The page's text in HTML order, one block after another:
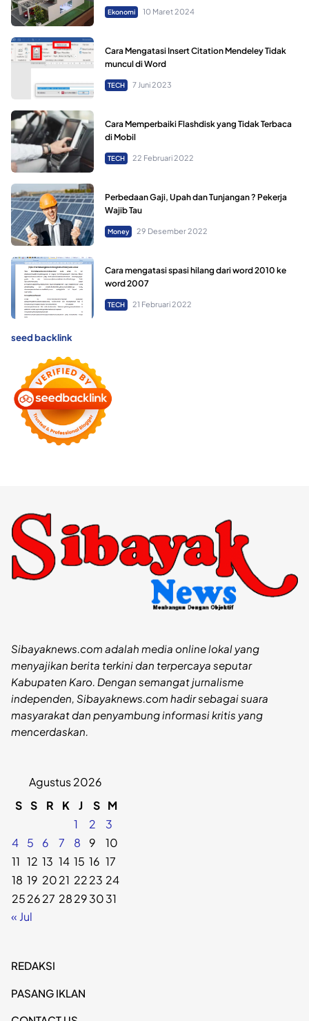
Ekonomi 10 Maret 2024
Cara Mengatasi Insert Citation Mendeley Tidak
muncul di Word
TECH 7 Juni 2023
Cara Memperbaiki Flashdisk yang Tidak Terbaca
di Mobil
TECH 22 Februari 2022
Perbedaan Gaji, Upah dan Tunjangan ? Pekerja
Wajib Tau
Money 29 Desember 2022
Cara mengatasi spasi hilang dari word 2010 ke
word 2007
TECH 21 Februari 2022
seed backlink
Sibayaknews.com adalah media online lokal yang
menyajikan berita terkini dan terpercaya seputar
Kabupaten Karo. Dengan semangat jurnalisme
independen, Sibayaknews.com hadir sebagai suara
masyarakat dan penyambung informasi kritis yang
mencerdaskan.
Agustus 2026
S S R K J S M
1
2
3
4
5 6 7 8 9
10
11 12 13 14 15 16 17
18 19 2021 2223 24
252627 28293031
« Jul
REDAKSI
PASANG IKLAN